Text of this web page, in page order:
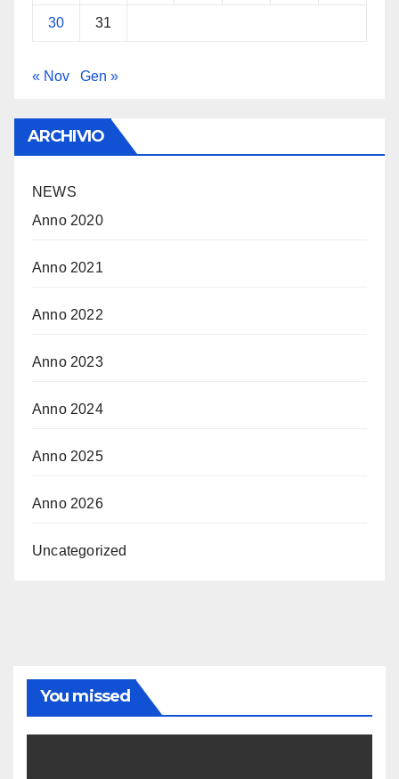
30 31
« Nov Gen »
ARCHIVIO
NEWS
Anno 2020
Anno 2021
Anno 2022
Anno 2023
Anno 2024
Anno 2025
Anno 2026
Uncategorized
You missed